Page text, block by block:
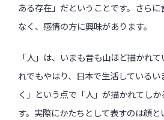
ある存在」だということです。さら
なく、感情の方に興味があります。
「人」は、いまも昔も山ほど描かれ
れでもやはり、日本で生活している
く」という点で「人」が描かれてし
す。実際にかたちとして表すのは顔と